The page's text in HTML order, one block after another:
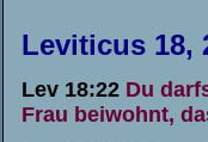
Leviticus 18,
Lev 18:22 Du
Frau beiwohnt,